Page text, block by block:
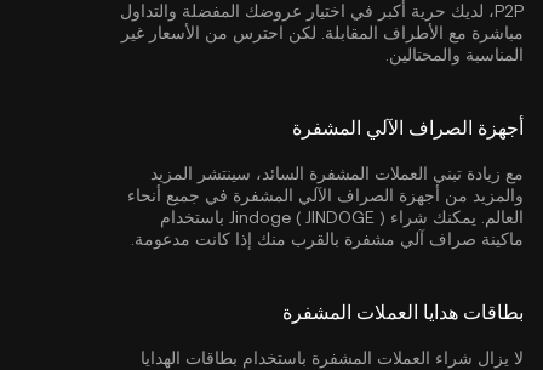
P2P، لديك حرية أكبر في اختيار عروضك المفضلة والتداول
مباشرة مع الأطراف المقابلة. لكن احترس من الأسعار غير
المناسبة والمحتالين.
أجهزة الصراف الآلي المشفرة
مع زيادة تبني العملات المشفرة السائد، سينتشر المزيد
والمزيد من أجهزة الصراف الآلي المشفرة في جميع أنحاء
العالم. يمكنك شراء Jindoge ( JINDOGE ) باستخدام
ماكينة صراف آلي مشفرة بالقرب منك إذا كانت مدعومة.
بطاقات هدايا العملات المشفرة
لا يزال شراء العملات المشفرة باستخدام بطاقات الهدايا